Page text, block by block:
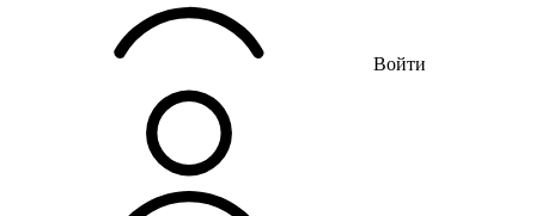
Войти